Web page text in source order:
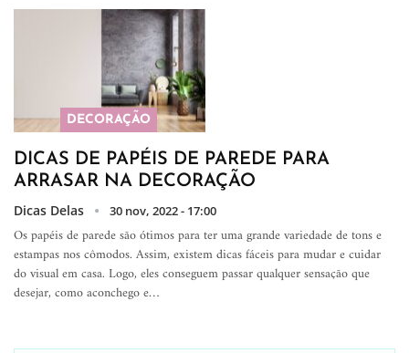
DECORAÇÃO
DICAS DE PAPÉIS DE PAREDE PARA
ARRASAR NA DECORAÇÃO
Dicas Delas 30 nov, 2022 - 17:00
Os papéis de parede são ótimos para ter uma grande variedade de tons e
estampas nos cômodos. Assim, existem dicas fáceis para mudar e cuidar
do visual em casa. Logo, eles conseguem passar qualquer sensação que
desejar, como aconchego e…